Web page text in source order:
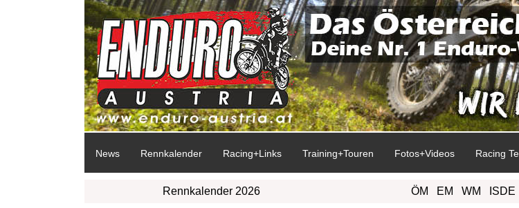
News Rennkalender Racing+Links Training+Touren Fotos+Videos Racing
Rennkalender 2026 ÖM EM WM ISDE